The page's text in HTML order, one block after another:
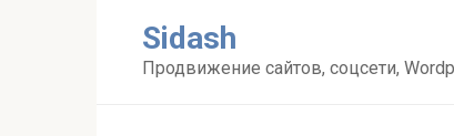
Sidash
Продвижение сайтов, соцсети,